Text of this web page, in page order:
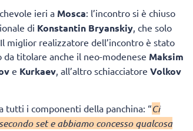
ieri a Mosca: l’incontro si è chiuso
di Konstantin Bryanskiy , che solo
miglior realizzatore dell’incontro è stato
da titolare anche il neo-modenese Maksim
e Kurkaev , all’altro schiacciatore Volkov
tutti i componenti della panchina: “Ci
set e abbiamo concesso qualcosa